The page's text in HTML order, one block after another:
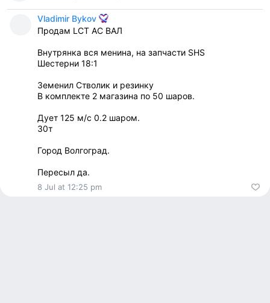
Vladimir Bykov
Продам LCT AC ВАЛ
Внутрянка вся менина, на запчасти SHS
Шестерни 18:1
Земенил Стволик и резинку
В комплекте 2 магазина по 50 шаров.
Дует 125 м/с 0.2 шаром.
30т
Город Волгоград.
Пересыл да.
8 Jul at 12:25 pm